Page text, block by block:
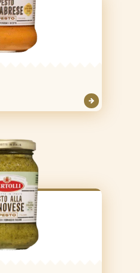
Rezepte
Produkte
Bezugsquellen